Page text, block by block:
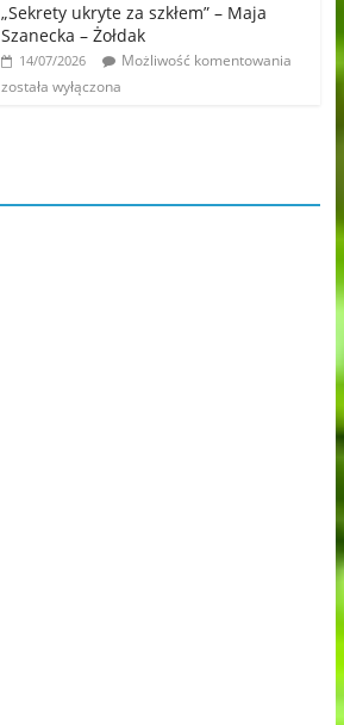
„Sekrety ukryte za szkłem” – Maja
Szanecka – Żołdak
14/07/2026
Możliwość komentowania
została wyłączona